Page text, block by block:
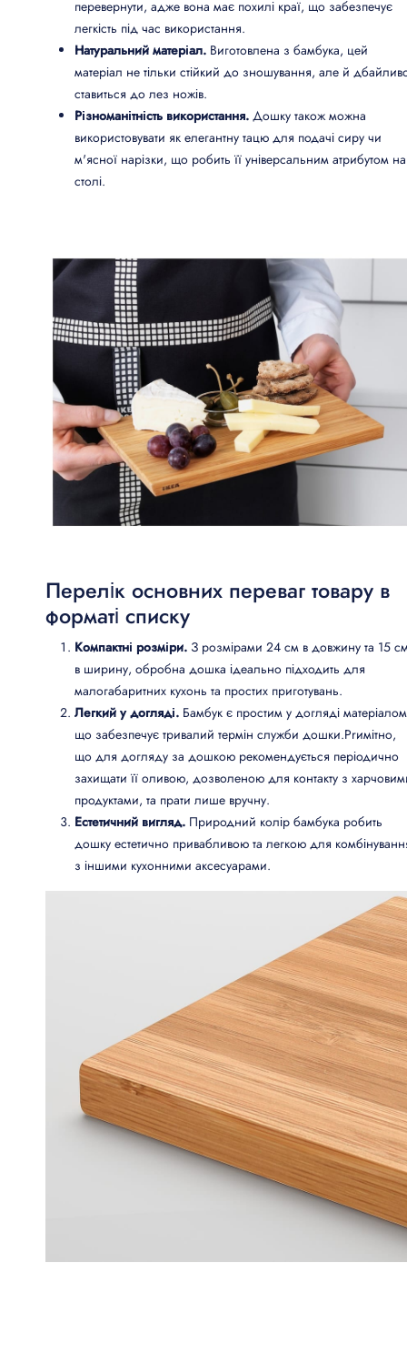
перевернути, адже вона має похилі краї, що забезпечує
легкість під час використання.
Натуральний матеріал. Виготовлена з бамбука, цей
матеріал не тільки стійкий до зношування, але й
ставиться до лез ножів.
Різноманітність використання. Дошку також можна
використовувати як елегантну тацю для подачі сиру чи
м'ясної нарізки, що робить її універсальним атрибутом на
столі.
Перелік основних переваг товару в
форматі списку
Компактні розміри. З розмірами 24 см в довжину та 15
в ширину, обробна дошка ідеально підходить для
малогабаритних кухонь та простих приготувань.
Легкий у догляді. Бамбук є простим у догляді
що забезпечує тривалий термін служби дошки.Prимітно,
що для догляду за дошкою рекомендується періодично
захищати її оливою, дозволеною для контакту з
продуктами, та прати лише вручну.
Естетичний вигляд. Природний колір бамбука робить
дошку естетично привабливою та легкою для
з іншими кухонними аксесуарами.